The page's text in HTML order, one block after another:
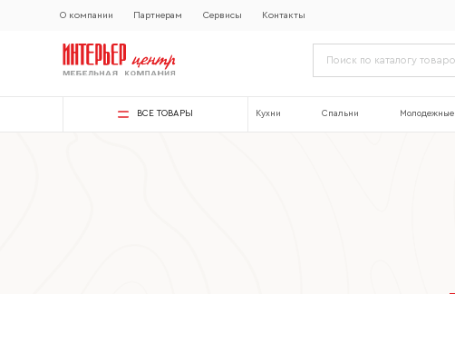
О компании Партнерам Сервисы Контакты
ВСЕ ТОВАРЫ Кухни Спальни Молодежные